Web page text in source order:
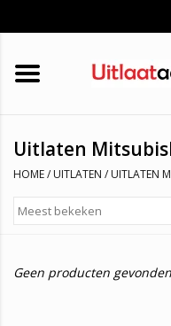
HOME
KATALYSATOREN
UNIVERSELE
Uitlaten
HOME/ UITLATEN / UITLATEN
Geen producten